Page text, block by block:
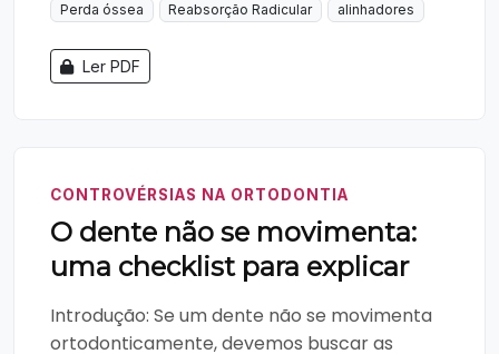
Perda óssea
Reabsorção Radicular alinhadores
Ler PDF
CONTROVÉRSIAS NA ORTODONTIA
O dente não se movimenta:
uma checklist para explicar
Introdução: Se um dente não se movimenta
ortodonticamente, devemos buscar as